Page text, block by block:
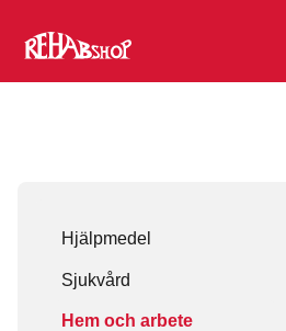
Hjälpmedel
Sjukvård
Hem och arbete